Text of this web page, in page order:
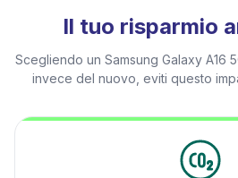
Il tuo risparmio
Scegliendo un Samsung Galaxy A16
invece del nuovo, eviti questo